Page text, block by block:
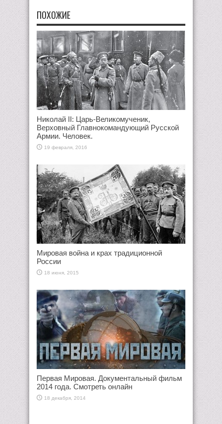
ПОХОЖИЕ
Николай II: Царь-Великомученик,
Верховный Главнокомандующий Русской
Армии. Человек.
19 февраля, 2016
Мировая война и крах традиционной
России
18 июня, 2015
Первая Мировая. Документальный фильм
2014 года. Смотреть онлайн
18 декабря, 2014